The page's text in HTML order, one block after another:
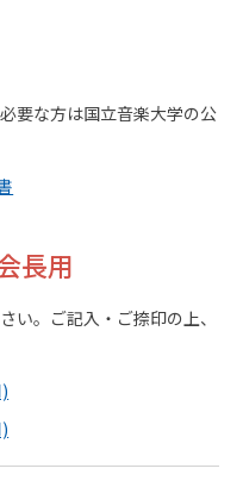
要な方は国立音楽大学の公
長用
い。ご記入・ご捺印の上、